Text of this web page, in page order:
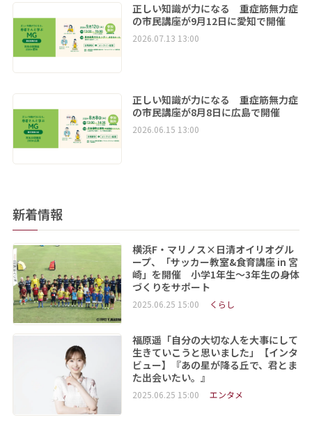
正しい知識が力になる 重症筋無力症
の市民講座が9月12日に愛知で開催
2026.07.13 13:00
正しい知識が力になる 重症筋無力症
の市民講座が8月8日に広島で開催
2026.06.15 13:00
新着情報
横浜F・マリノス×日清オイリオグル
ープ、「サッカー教室&食育講座 in 宮
崎」を開催 小学1年生～3年生の身体
づくりをサポート
2025.06.25 15:00 くらし
福原遥「自分の大切な人を大事にして
生きていこうと思いました」【インタ
ビュー】『あの星が降る丘で、君とま
た出会いたい。』
2025.06.25 15:00 エンタメ